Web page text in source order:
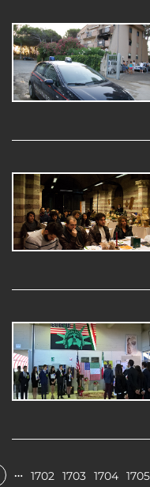
… 1702 1703 1704 1705